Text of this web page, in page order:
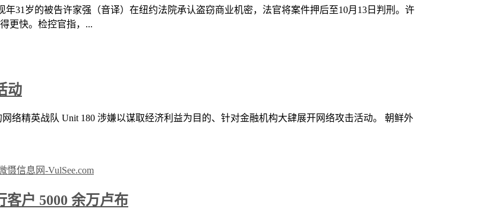
31岁的被告许家强（音译）在纽约法院承认盗窃商业机密，法官将案件押后至10月13日判刑。许
更快。检控官指，...
动
络精英战队 Unit 180 涉嫌以谋取经济利益为目的、针对金融机构大肆展开网络攻击活动。 朝鲜外
户 5000 余万卢布